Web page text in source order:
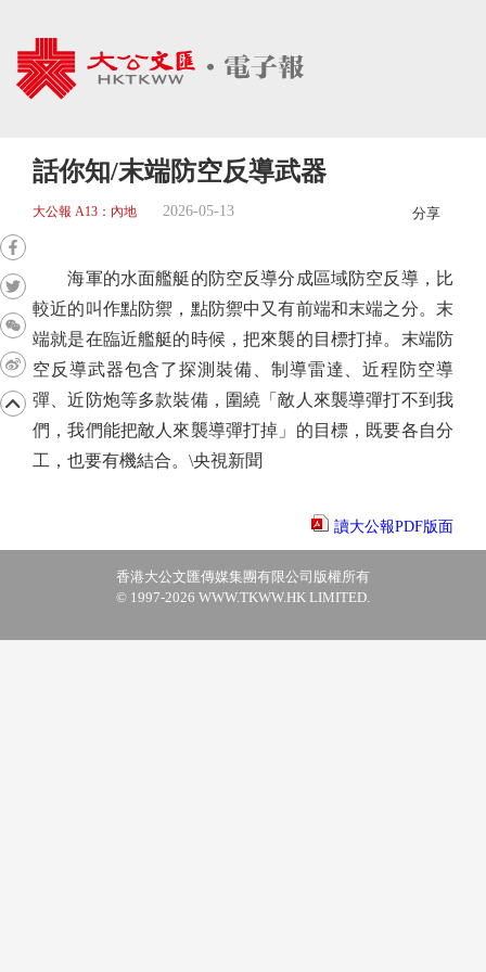
話你知/末端防空反導武器
大公報 A13：內地 2026-05-13 分享
海軍的水面艦艇的防空反導分成區域防空反導，比
較近的叫作點防禦，點防禦中又有前端和末端之分。末
端就是在臨近艦艇的時候，把來襲的目標打掉。末端防
空反導武器包含了探測裝備、制導雷達、近程防空導
彈、近防炮等多款裝備，圍繞「敵人來襲導彈打不到我
們，我們能把敵人來襲導彈打掉」的目標，既要各自分
工，也要有機結合。\央視新聞
讀大公報PDF版面
香港大公文匯傳媒集團有限公司版權所有
© 1997-2026 WWW.TKWW.HK LIMITED.